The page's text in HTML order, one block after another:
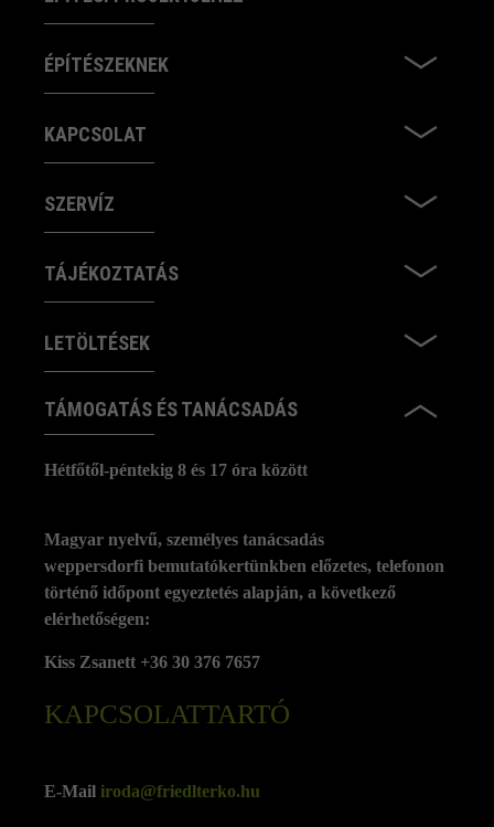
ÉPÍTÉSZEKNEK
KAPCSOLAT
SZERVÍZ
TÁJÉKOZTATÁS
LETÖLTÉSEK
TÁMOGATÁS ÉS TANÁCSADÁS
Hétfőtől-péntekig 8 és 17 óra között
KAPCSOLATTARTÓ
Magyar nyelvű, személyes tanácsadás
weppersdorfi bemutatókertünkben előzetes, telefonon
történő időpont egyeztetés alapján, a következő
elérhetőségen:
Kiss Zsanett +36 30 376 7657
E-Mail iroda@friedlterko.hu